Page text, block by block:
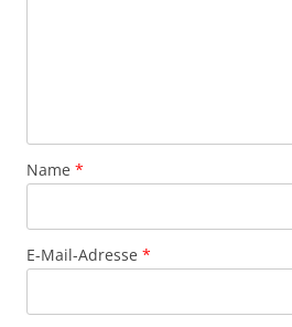
Name *
E-Mail-Adresse *